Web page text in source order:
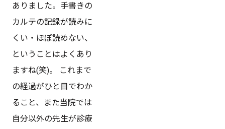
ありました。手書きの
カルテの記録が読みに
くい・ほぼ読めない、
ということはよくあり
ますね(笑)。 これまで
の経過がひと目でわか
ること、また当院では
自分以外の先生が診療